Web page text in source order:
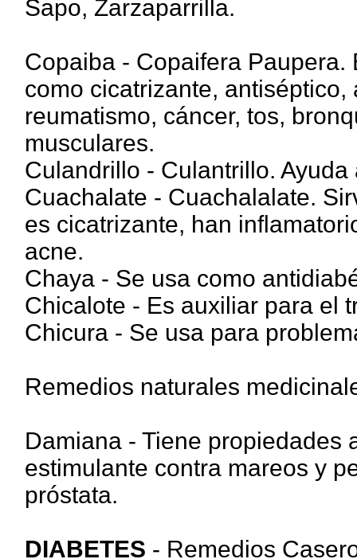
Sapo, Zarzaparrilla.
Copaiba - Copaifera
como cicatrizante,
reumatismo, cáncer, tos,
musculares.
Culandrillo - Culantrillo.
Cuachalate - Cuachalalate.
es cicatrizante, han
acne.
Chaya - Se usa como
Chicalote - Es auxiliar para el
Chicura - Se usa para
Remedios naturales
Damiana - Tiene propiedades
estimulante contra mareos y
próstata.
DIABETES - Remedios